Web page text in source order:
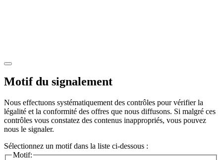
Motif du signalement
Nous effectuons systématiquement des contrôles pour vérifier la
légalité et la conformité des offres que nous diffusons. Si malgré ces
contrôles vous constatez des contenus inappropriés, vous pouvez
nous le signaler.
Sélectionnez un motif dans la liste ci-dessous :
Motif: